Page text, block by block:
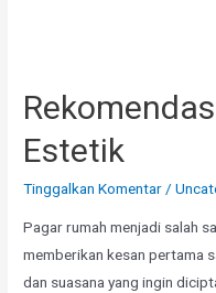
Estetik
Tinggalkan Komentar /
Pagar rumah menjadi salah
memberikan kesan pertama
dan suasana yang ingin